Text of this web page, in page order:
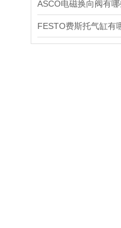
FESTO费斯托气缸有